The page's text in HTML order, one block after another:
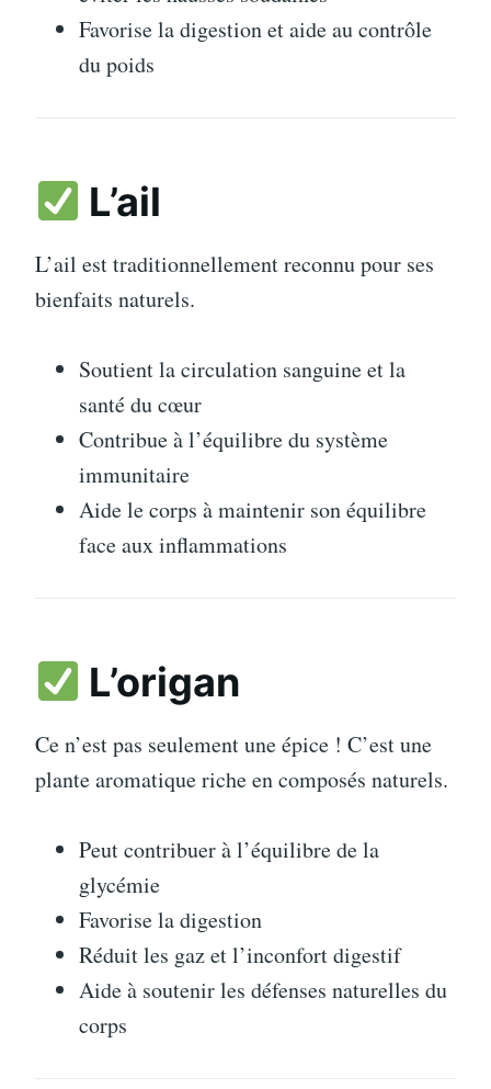
Favorise la digestion et aide au contrôle
du poids
L’ail
L’ail est traditionnellement reconnu pour ses
bienfaits naturels.
Soutient la circulation sanguine et la
santé du cœur
Contribue à l’équilibre du système
immunitaire
Aide le corps à maintenir son équilibre
face aux inflammations
L’origan
Ce n’est pas seulement une épice ! C’est une
plante aromatique riche en composés naturels.
Peut contribuer à l’équilibre de la
glycémie
Favorise la digestion
Réduit les gaz et l’inconfort digestif
Aide à soutenir les défenses naturelles du
corps